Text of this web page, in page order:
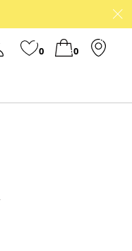
0 0